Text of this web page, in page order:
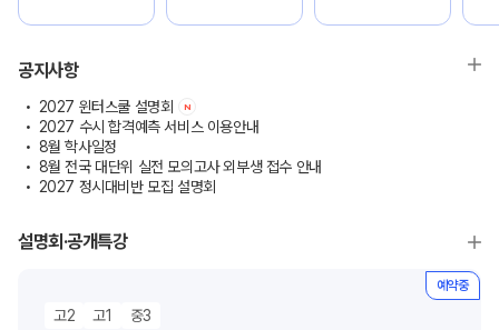
공지사항
2027 윈터스쿨 설명회 N
2027 수시 합격예측 서비스 이용안내
8월 학사일정
8월 전국 대단위 실전 모의고사 외부생 접수 안내
2027 정시대비반 모집 설명회
설명회·공개특강
고2 고1 중3
예약중